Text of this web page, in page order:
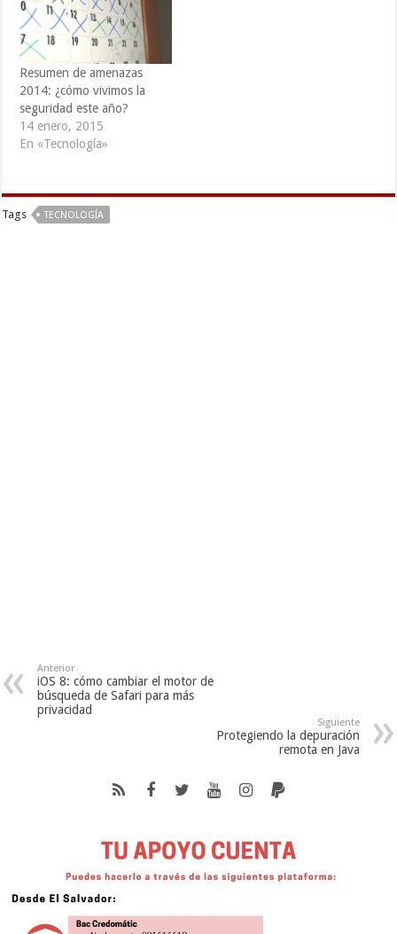
Resumen de amenazas
2014: ¿cómo vivimos la
seguridad este año?
14 enero, 2015
En «Tecnología»
Tags TECNOLOGÍA
Anterior
iOS 8: cómo cambiar el motor de
búsqueda de Safari para más
privacidad
Siguiente
Protegiendo la depuración
remota en Java